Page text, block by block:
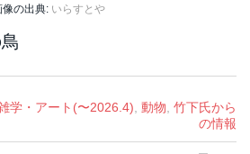
像の出典: いらすとや
学・アート(〜2026.4) 動物 竹下氏から
の情報